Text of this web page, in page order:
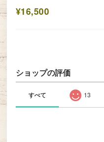
¥16,500
ショップの評価
すべて 13